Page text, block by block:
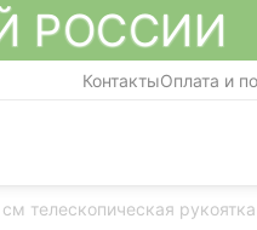
РОССИИ
КонтактыОплата и
телескопическая